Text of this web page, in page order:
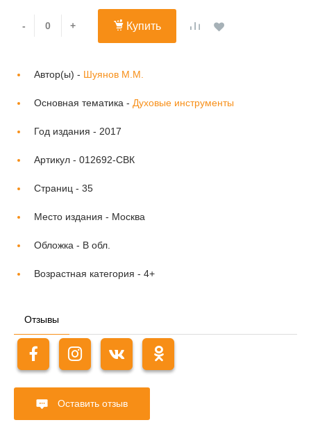
- + Купить
Автор(ы) - Шуянов М.М.
Основная тематика - Духовые инструменты
Год издания - 2017
Артикул - 012692-СВК
Страниц - 35
Место издания - Москва
Обложка - В обл.
Возрастная категория - 4+
Отзывы
Оставить отзыв